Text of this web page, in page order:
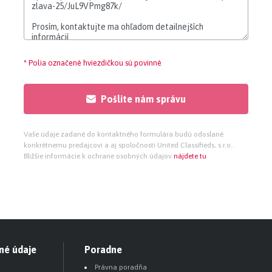
okien. V čase vyhotovenia znaleckého
účelu.
konania dražby: M. Sch. Trnavského 6, 917 01
* Polia označené hviezdičkou sú povinné
Pošlite nám správu
Vaše údaje zadané do kontaktného formulára budú odoslané
konkrétnemu predajcovi a aj spoločnosti United Classifieds, s.r.o..
Bližšie informácie k ochrane osobných údajov nájdete tu
údaje Poradne
Právna poradňa